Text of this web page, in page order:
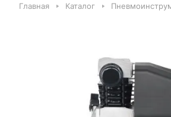
Главная Каталог